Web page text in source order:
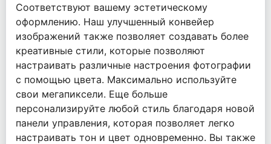
Соответствуют вашему эстетическому
оформлению. Наш улучшенный конвейер
изображений также позволяет создавать более
креативные стили, которые позволяют
настраивать различные настроения фотографии
с помощью цвета. Максимально используйте
свои мегапиксели. Еще больше
персонализируйте любой стиль благодаря новой
панели управления, которая позволяет легко
настраивать тон и цвет одновременно. Вы также